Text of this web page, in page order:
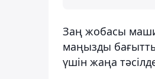
Заң жобасы
маңызды
үшін жаңа